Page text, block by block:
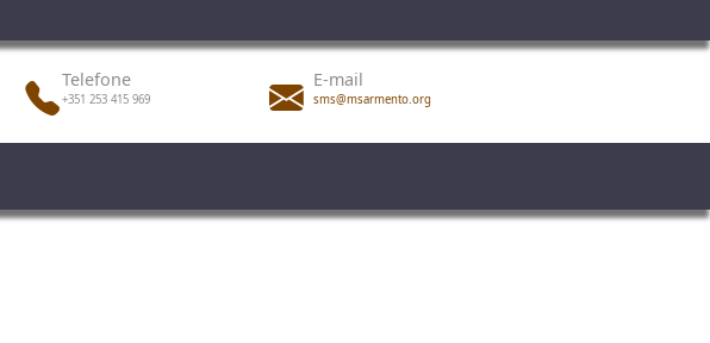
Telefone
+351 253 415 969
E-mail
sms@msarmento.org